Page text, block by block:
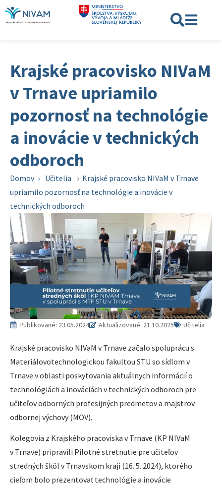
Krajské pracovisko NIVaM
v Trnave upriamilo
pozornosť na technológie
a inovácie v technických
odboroch
Domov › Učitelia › Krajské pracovisko NIVaM v Trnave
upriamilo pozornosť na technológie a inovácie v
technických odboroch
Publikované: 23.05.2024 Aktualizované: 21.10.2025 Učitelia
Krajské pracovisko NIVaM v Trnave začalo spoluprácu s
Materiálovotechnologickou fakultou STU so sídlom v
Trnave v oblasti poskytovania aktuálnych informácií o
technológiách a inováciách v technických odboroch pre
učiteľov odborných profesijných predmetov a majstrov
odbornej výchovy (MOV).
Kolegovia z Krajského pracoviska v Trnave (KP NIVaM
v Trnave) pripravili Pilotné stretnutie pre učiteľov
stredných škôl v Trnavskom kraji (16. 5. 2024), ktorého
cieľom bolo prezentovať technológie a inovácie